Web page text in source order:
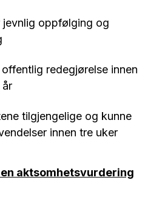
jevnlig oppfølging og
redegjørelse innen
tilgjengelige og kunne
innen tre uker
en aktsomhetsvurdering